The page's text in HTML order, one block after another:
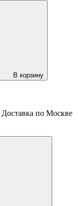
В корзину
Доставка по Москве